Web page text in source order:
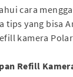
cara
tips yang bisa
kamera
Refill